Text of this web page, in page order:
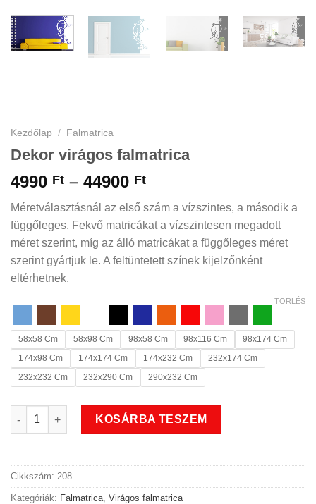
Kezdőlap / Falmatrica
Dekor virágos falmatrica
4990 Ft – 44900 FtÁrtartomány:
4990 Ft
-
44900 Ft
Méretválasztásnál az első szám a vízszintes, a második a
függőleges. Fekvő matricákat a vízszintesen megadott
méret szerint, míg az álló matricákat a függőleges méret
szerint gyártjuk le. A feltüntetett színek kijelzőnként
eltérhetnek.
58x58 Cm 58x98 Cm 98x58 Cm 98x116 Cm
98x174 Cm
174x98 Cm
174x174 Cm 174x232 Cm
232x174 Cm
232x232 Cm
232x290 Cm 290x232 Cm
TÖRLÉS
Dekor virágos falmatrica mennyiség
KOSÁRBA TESZEM
Cikkszám: 208
Kategóriák: Falmatrica, Virágos falmatrica